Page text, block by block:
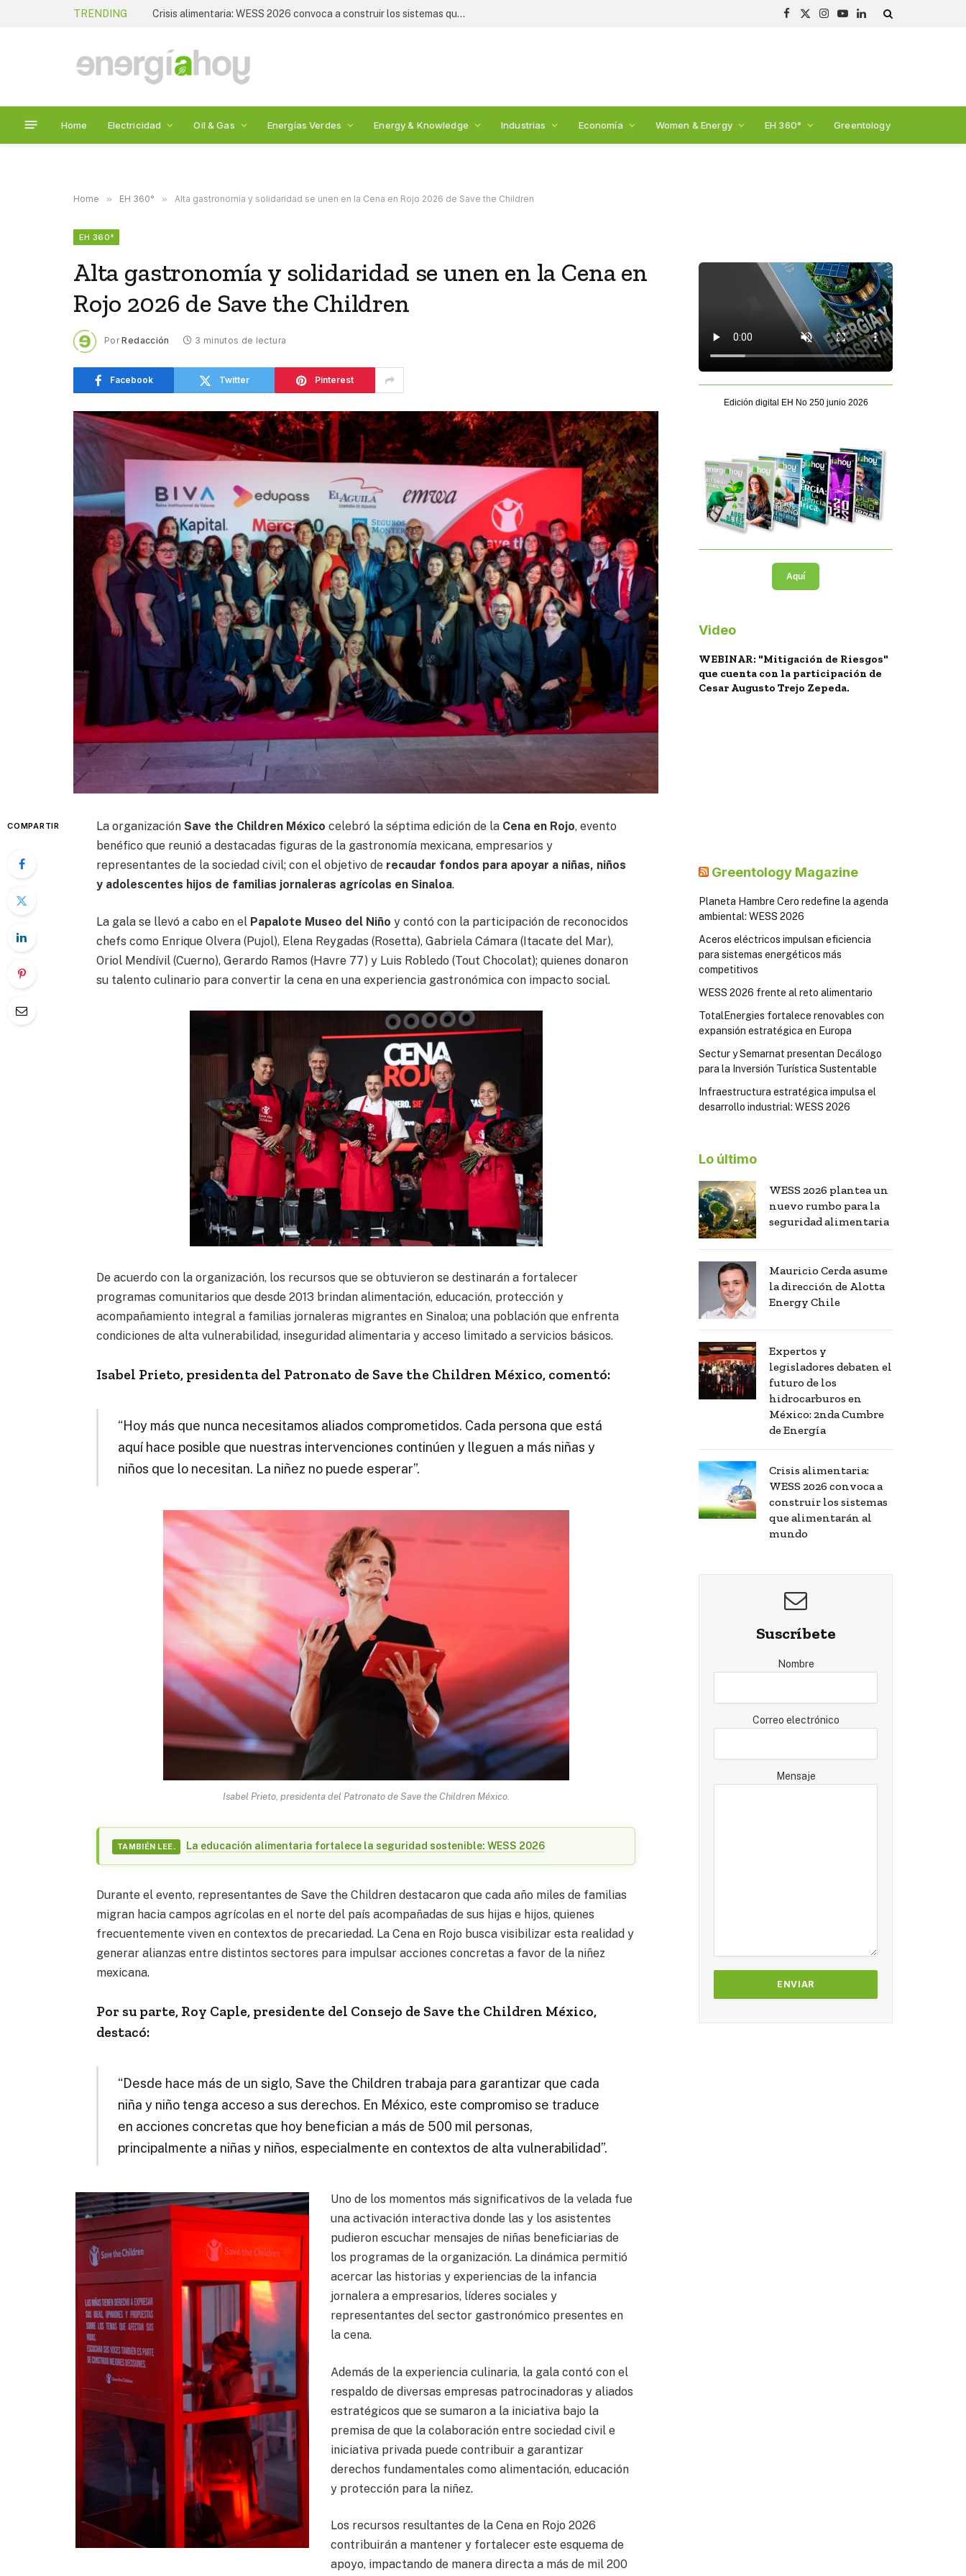
TRENDING Crisis alimentaria: WESS 2026 convoca a construir los sistemas que alimentarán al mundo
Facebook
X
Instagram
YouTubeLinkedIn
Home Electricidad Oil & Gas Energías Verdes Energy & Knowledge Industrias Economía Women & Energy EH 360° Greentology
Home » EH 360° » Alta gastronomía y solidaridad se unen en la Cena en Rojo 2026 de Save the Children
EH 360°
Alta gastronomía y solidaridad se unen en la Cena en
Rojo 2026 de Save the Children
Por Redacción 3 minutos de lectura
Facebook Twitter Pinterest
COMPARTIR La organizaciónSave the Children México celebró la séptima edición de la Cena en Rojo, evento
benéfico que reunió a destacadas figuras de la gastronomía mexicana, empresarios y
representantes de la sociedad civil; con el objetivo de recaudar fondos para apoyar a niñas, niños
y adolescentes hijos de familias jornaleras agrícolas en Sinaloa.
La gala se llevó a cabo en el Papalote Museo del Niño y contó con la participación de reconocidos
chefs como Enrique Olvera (Pujol), Elena Reygadas (Rosetta), Gabriela Cámara (Itacate del Mar),
Oriol Mendívil (Cuerno), Gerardo Ramos (Havre 77) y Luis Robledo (Tout Chocolat); quienes donaron
su talento culinario para convertir la cena en una experiencia gastronómica con impacto social.
De acuerdo con la organización, los recursos que se obtuvieron se destinarán a fortalecer
programas comunitarios que desde 2013 brindan alimentación, educación, protección y
acompañamiento integral a familias jornaleras migrantes en Sinaloa; una población que enfrenta
condiciones de alta vulnerabilidad, inseguridad alimentaria y acceso limitado a servicios básicos.
Isabel Prieto, presidenta del Patronato de Save the Children México, comentó:
“Hoy más que nunca necesitamos aliados comprometidos. Cada persona que está
aquí hace posible que nuestras intervenciones continúen y lleguen a más niñas y
niños que lo necesitan. La niñez no puede esperar”.
Isabel Prieto, presidenta del Patronato de Save the Children México.
TAMBIÉN LEE. La educación alimentaria fortalece la seguridad sostenible: WESS 2026
Durante el evento, representantes de Save the Children destacaron que cada año miles de familias
migran hacia campos agrícolas en el norte del país acompañadas de sus hijas e hijos, quienes
frecuentemente viven en contextos de precariedad. La Cena en Rojo busca visibilizar esta realidad y
generar alianzas entre distintos sectores para impulsar acciones concretas a favor de la niñez
mexicana.
Por su parte, Roy Caple, presidente del Consejo de Save the Children México,
destacó:
“Desde hace más de un siglo, Save the Children trabaja para garantizar que cada
niña y niño tenga acceso a sus derechos. En México, este compromiso se traduce
en acciones concretas que hoy benefician a más de 500 mil personas,
principalmente a niñas y niños, especialmente en contextos de alta vulnerabilidad”.
Uno de los momentos más significativos de la velada fue
una activación interactiva donde las y los asistentes
pudieron escuchar mensajes de niñas beneficiarias de
los programas de la organización. La dinámica permitió
acercar las historias y experiencias de la infancia
jornalera a empresarios, líderes sociales y
representantes del sector gastronómico presentes en
la cena.
Además de la experiencia culinaria, la gala contó con el
respaldo de diversas empresas patrocinadoras y aliados
estratégicos que se sumaron a la iniciativa bajo la
premisa de que la colaboración entre sociedad civil e
iniciativa privada puede contribuir a garantizar
derechos fundamentales como alimentación, educación
y protección para la niñez.
Los recursos resultantes de la Cena en Rojo 2026
contribuirán a mantener y fortalecer este esquema de
apoyo, impactando de manera directa a más de mil 200
Edición digital EH No 250 junio 2026
Aquí
Video
WEBINAR: "Mitigación de Riesgos"
que cuenta con la participación de
Cesar Augusto Trejo Zepeda.
Greentology Magazine
Planeta Hambre Cero redefine la agenda
ambiental: WESS 2026
Aceros eléctricos impulsan eficiencia
para sistemas energéticos más
competitivos
WESS 2026 frente al reto alimentario
TotalEnergies fortalece renovables con
expansión estratégica en Europa
Sectur y Semarnat presentan Decálogo
para la Inversión Turística Sustentable
Infraestructura estratégica impulsa el
desarrollo industrial: WESS 2026
Lo último
WESS 2026 plantea un
nuevo rumbo para la
seguridad alimentaria
Mauricio Cerda asume
la dirección de Alotta
Energy Chile
Expertos y
legisladores debaten el
futuro de los
hidrocarburos en
México: 2nda Cumbre
de Energía
Crisis alimentaria:
WESS 2026 convoca a
construir los sistemas
que alimentarán al
mundo
Suscríbete
Nombre
Correo electrónico
Mensaje